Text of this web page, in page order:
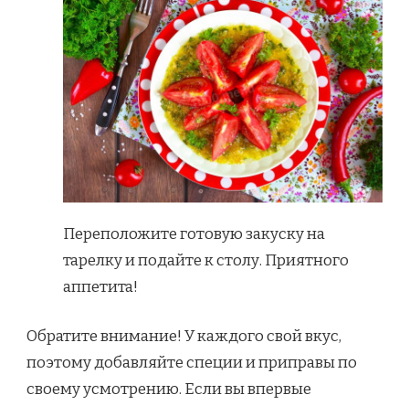
Переположите готовую закуску на
тарелку и подайте к столу. Приятного
аппетита!
Обратите внимание! У каждого свой вкус,
поэтому добавляйте специи и приправы по
своему усмотрению. Если вы впервые